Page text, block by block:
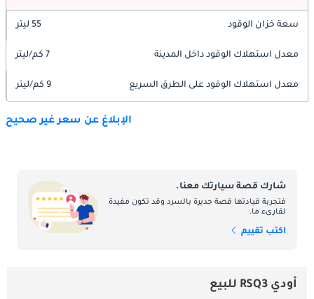
سعة خزان الوقود 55 ليتر
معدل استهلاك الوقود داخل المدينة 7 كم/ليتر
معدل استهلاك الوقود على الطرق السريع 9 كم/ليتر
الإبلاغ عن سعر غير صحيح
شارك قصة سيارتك معنا.
فتجربة قيادتها قصة جديرة بالسرد وقد تكون مفيدة
لقارىء ما.
اكتب تقييم
أودي RSQ3 للبيع